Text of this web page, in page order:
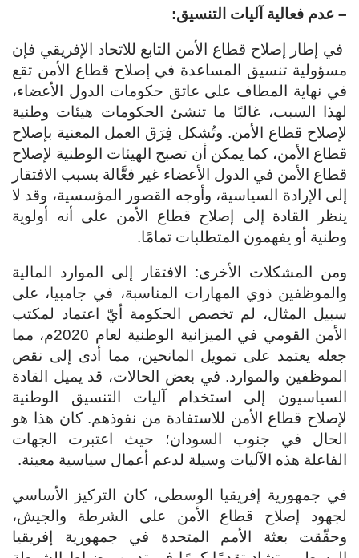
– عدم فعالية آليات التنسيق:
في إطار إصلاح قطاع الأمن التابع للاتحاد الإفريقي فإن
مسؤولية تنسيق المساعدة في إصلاح قطاع الأمن تقع
في نهاية المطاف على عاتق حكومات الدول الأعضاء،
لهذا السبب، غالبًا ما تنشئ الحكومات هيئات وطنية
لإصلاح قطاع الأمن. وتُشكل فِرَق العمل المعنية بإصلاح
قطاع الأمن، كما يمكن أن تصبح الهيئات الوطنية لإصلاح
قطاع الأمن في الدول الأعضاء غير فعَّالة بسبب الافتقار
إلى الإرادة السياسية، وأوجه القصور المؤسسية، وقد لا
ينظر القادة إلى إصلاح قطاع الأمن على أنه أولوية
وطنية أو يفهمون المتطلبات تمامًا.
ومن المشكلات الأخرى: الافتقار إلى الموارد المالية
والموظفين ذوي المهارات المناسبة، في جامبيا، على
سبيل المثال، لم تخصص الحكومة أيّ اعتماد لمكتب
الأمن القومي في الميزانية الوطنية لعام 2020م، مما
جعله يعتمد على تمويل المانحين، مما أدى إلى نقص
الموظفين والموارد. في بعض الحالات، قد يميل القادة
السياسيون إلى استخدام آليات التنسيق الوطنية
لإصلاح قطاع الأمن للاستفادة من نفوذهم. كان هذا هو
الحال في جنوب السودان؛ حيث اعتبرت الجهات
الفاعلة هذه الآليات وسيلة لدعم أعمال سياسية معينة.
في جمهورية إفريقيا الوسطى، كان التركيز الأساسي
لجهود إصلاح قطاع الأمن على الشرطة والجيش،
وحقّقت بعثة الأمم المتحدة في جمهورية إفريقيا